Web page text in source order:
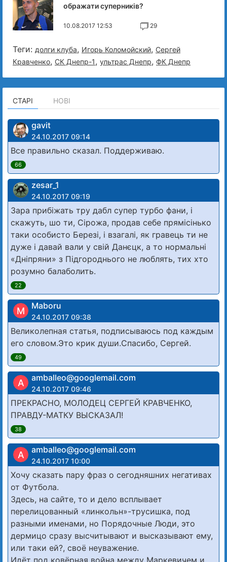
ображати суперників?
10.08.2017 12:53 29
Теги: долги клуба, Игорь Коломойский, Сергей
Кравченко, СК Днепр-1, ультрас Днепр, ФК Днепр
СТАРІ НОВІ
gavit
24.10.2017 09:14
Все правильно сказал. Поддерживаю.
66
zesar_1
24.10.2017 09:19
Зара прибіжать тру дабл супер турбо фани, і
скажуть, шо ти, Сірожа, продав себе прямісінько
таки особисто Березі, і взагалі, як гравець ти не
дуже і давай вали у свій Данєцк, а то нормальні
«Дніпряни» з Підгороднього не люблять, тих хто
розумно балаболить.
22
M Maboru
24.10.2017 09:38
Великолепная статья, подписываюсь под каждым
его словом.Это крик души.Спасибо, Сергей.
49
A amballeo@googlemail.com
24.10.2017 09:46
ПРЕКРАСНО, МОЛОДЕЦ СЕРГЕЙ КРАВЧЕНКО,
ПРАВДУ-МАТКУ ВЫСКАЗАЛ!
38
A amballeo@googlemail.com
24.10.2017 10:00
Хочу сказать пару фраз о сегодняшних негативах
от Футбола.
Здесь, на сайте, то и дело всплывает
перелицованный «линкольн»-трусишка, под
разными именами, но Порядочные Люди, это
дермицо сразу высчитывают и высказывают ему,
или таки ей?, своё неуважение.
Идёт под ковёрная война между Маркевичем и